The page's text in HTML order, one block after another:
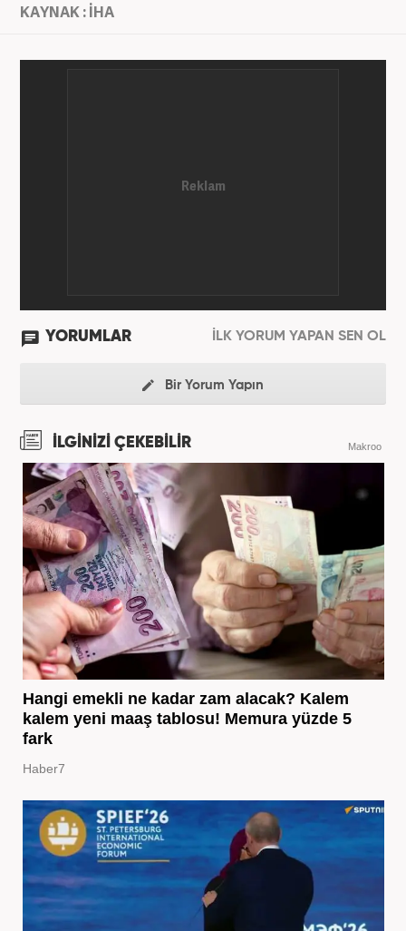
KAYNAK : İHA
YORUMLAR İLK YORUM YAPAN SEN OL
Bir Yorum Yapın
İLGİNİZİ ÇEKEBİLİR Makroo
Hangi emekli ne kadar zam alacak? Kalem
kalem yeni maaş tablosu! Memura yüzde 5
fark
Haber7